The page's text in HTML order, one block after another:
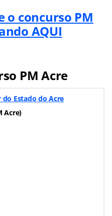
o concurso PM
AQUI
PM Acre
Estado do Acre
Acre)